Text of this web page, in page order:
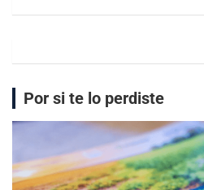
Por si te lo perdiste